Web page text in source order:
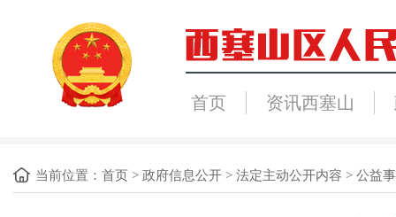
首页 资讯西塞山
当前位置： 首页 > 政府信息公开 > 法定主动公开内容 > 公益